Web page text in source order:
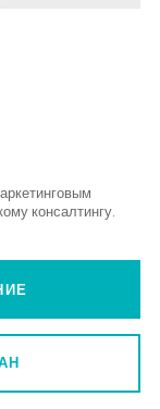
консалтингу.